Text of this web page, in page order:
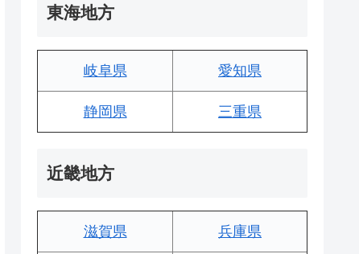
東海地方
岐阜県 愛知県
静岡県 三重県
近畿地方
滋賀県 兵庫県